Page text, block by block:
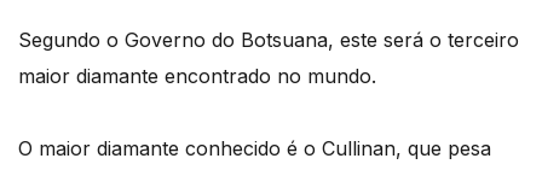
Segundo o Governo do Botsuana, este será o terceiro
maior diamante encontrado no mundo.
O maior diamante conhecido é o Cullinan, que pesa